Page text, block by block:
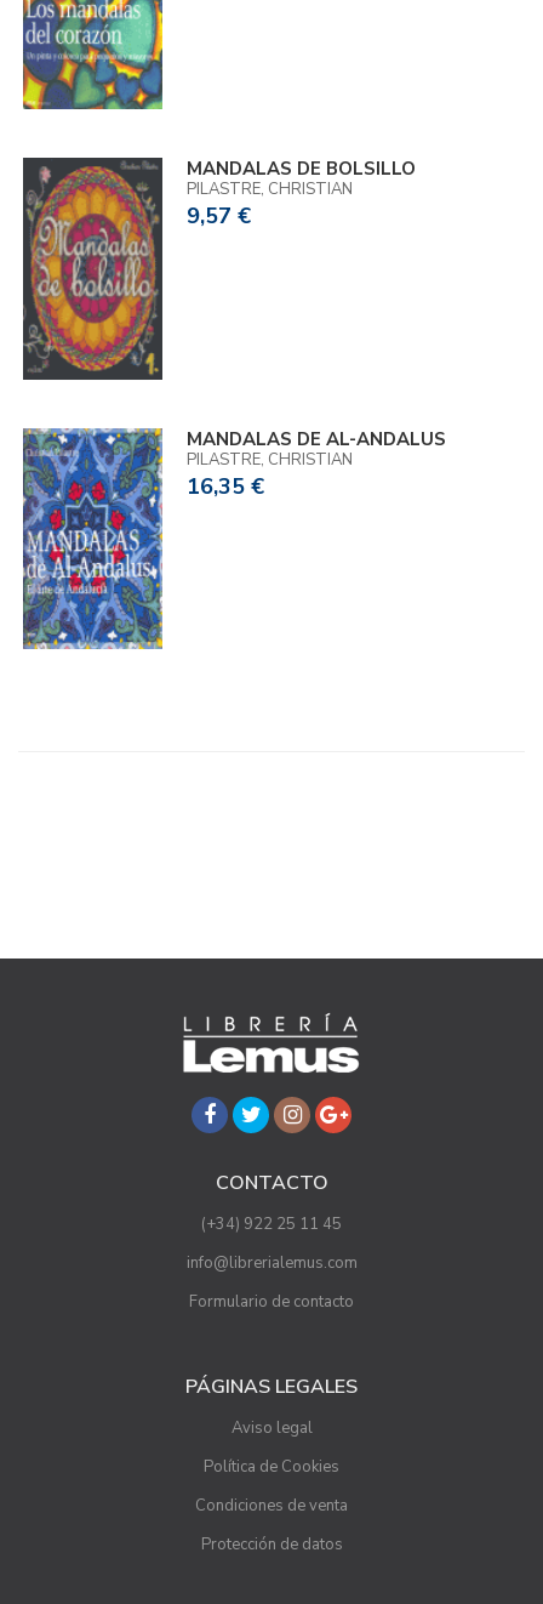
MANDALAS DE BOLSILLO
PILASTRE, CHRISTIAN
9,57 €
MANDALAS DE AL-ANDALUS
PILASTRE, CHRISTIAN
16,35 €
CONTACTO
(+34) 922 25 11 45
info@librerialemus.com
Formulario de contacto
PÁGINAS LEGALES
Aviso legal
Política de Cookies
Condiciones de venta
Protección de datos